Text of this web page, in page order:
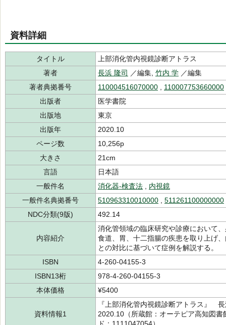
資料詳細
タイトル
上部消化管内視鏡診断アトラス
著者
長浜 隆司 ／編集, 竹内 学 ／編集
著者典拠番号
110004516070000
110007753660000
出版者
医学書院
出版地
東京
出版年
2020.10
ページ数
10,256p
大きさ
21cm
言語
日本語
一般件名
消化器-検査法
内視鏡
一般件名典拠番号
510963310010000
511261100000000
NDC分類(9版)
492.14
内容紹介
消化管領域の臨床研究や診療において
食道、胃、十二指腸の疾患を取り上げ
との対比に基づいて症例を解説する。
ISBN
4-260-04155-3
ISBN13桁
978-4-260-04155-3
本体価格
¥5400
資料情報1
『上部消化管内視鏡診断アトラス
2020.10（所蔵館：オーテピア高知